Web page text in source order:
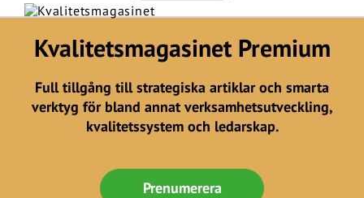
Kvalitetsmagasinet Premium
Full tillgång till strategiska artiklar och smarta
verktyg för bland annat verksamhetsutveckling,
kvalitetssystem och ledarskap.
Prenumerera